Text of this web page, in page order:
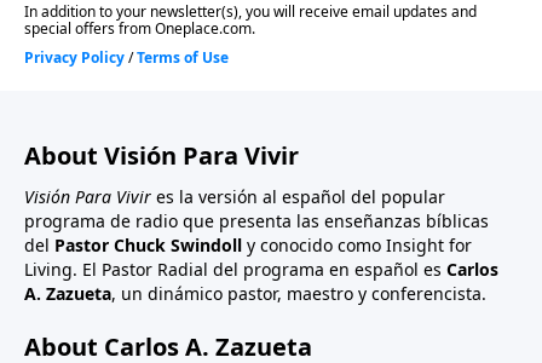
About Visión Para Vivir
Visión Para Vivir es la versión al español del popular
programa de radio que presenta las enseñanzas bíblicas
del Pastor Chuck Swindoll y conocido como Insight for
Living. El Pastor Radial del programa en español es Carlos
A. Zazueta, un dinámico pastor, maestro y conferencista.
About Carlos A. Zazueta